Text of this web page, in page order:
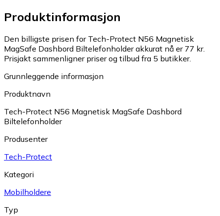
Produktinformasjon
Den billigste prisen for Tech-Protect N56 Magnetisk
MagSafe Dashbord Biltelefonholder akkurat nå er 77 kr.
Prisjakt sammenligner priser og tilbud fra 5 butikker.
Grunnleggende informasjon
Produktnavn
Tech-Protect N56 Magnetisk MagSafe Dashbord
Biltelefonholder
Produsenter
Tech-Protect
Kategori
Mobilholdere
Typ